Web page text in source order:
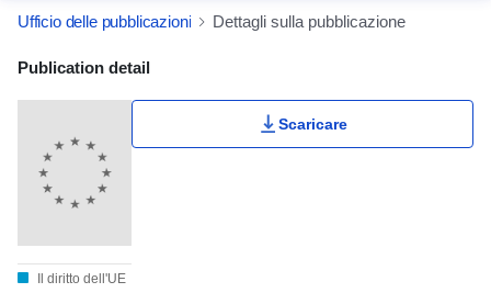
Ufficio delle pubblicazioni Dettagli sulla pubblicazione
Publication Detail Actions Portlet
Publication detail
Il diritto dell'UE
Scaricare